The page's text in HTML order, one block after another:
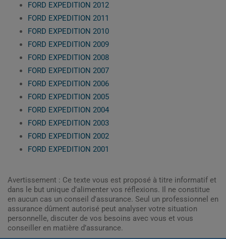
FORD EXPEDITION 2012
FORD EXPEDITION 2011
FORD EXPEDITION 2010
FORD EXPEDITION 2009
FORD EXPEDITION 2008
FORD EXPEDITION 2007
FORD EXPEDITION 2006
FORD EXPEDITION 2005
FORD EXPEDITION 2004
FORD EXPEDITION 2003
FORD EXPEDITION 2002
FORD EXPEDITION 2001
Avertissement : Ce texte vous est proposé à titre informatif et
dans le but unique d’alimenter vos réflexions. Il ne constitue
en aucun cas un conseil d'assurance. Seul un professionnel en
assurance dûment autorisé peut analyser votre situation
personnelle, discuter de vos besoins avec vous et vous
conseiller en matière d’assurance.